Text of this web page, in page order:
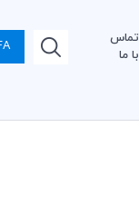
تماس
با ما